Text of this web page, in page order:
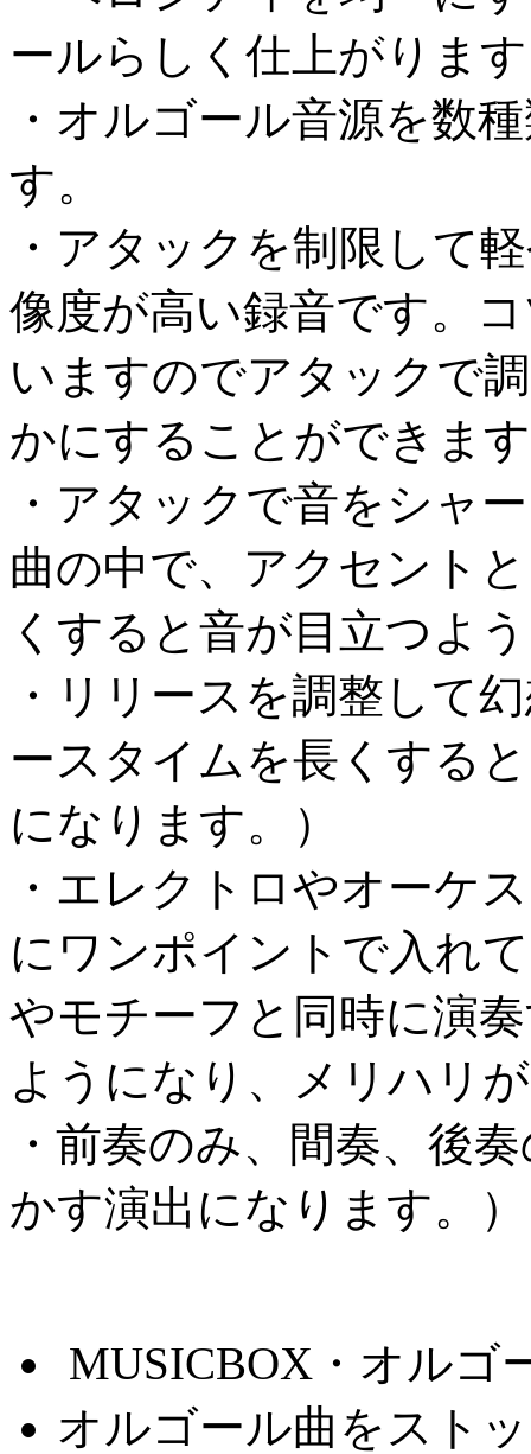
ールらしく仕上がりま
・オルゴール音源を数
す。
・アタックを制限して
像度が高い録音です。
いますのでアタックで
かにすることができま
・アタックで音をシャ
曲の中で、アクセント
くすると音が目立つよ
・リリースを調整して
ースタイムを長くする
になります。）
・エレクトロやオーケ
にワンポイントで入れ
やモチーフと同時に演
ようになり、メリハリ
・前奏のみ、間奏、後
かす演出になります。）
MUSICBOX・オルゴ
オルゴール曲をスト